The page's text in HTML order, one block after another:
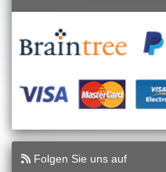
Folgen Sie uns auf